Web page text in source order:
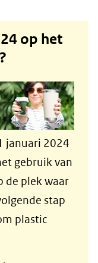
op het
januari 2024
gebruik van
de plek waar
stap
plastic